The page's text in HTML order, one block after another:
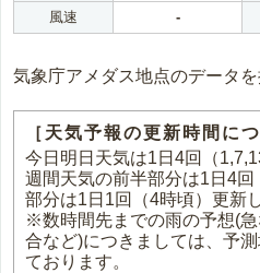
風速
-
気象庁アメダス地点のデータ
［天気予報の更新時間につ
今日明日天気は1日4回（
週間天気の前半部分は1日4
部分は1日1回（4時頃）更新
※数時間先までの雨の予想(
合など)につきましては、予
ております。